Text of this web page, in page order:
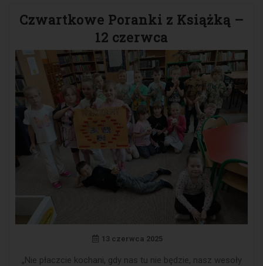
Czwartkowe Poranki z Książką –
12 czerwca
13 czerwca 2025
„Nie płaczcie kochani, gdy nas tu nie będzie, nasz wesoły